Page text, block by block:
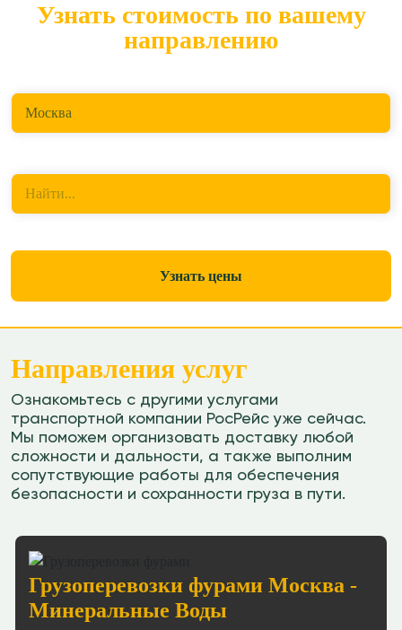
Узнать стоимость по вашему
направлению
Москва
Найти...
Узнать цены
Направления услуг
Ознакомьтесь с другими услугами
транспортной компании РосРейс уже сейчас.
Мы поможем организовать доставку любой
сложности и дальности, а также выполним
сопутствующие работы для обеспечения
безопасности и сохранности груза в пути.
Грузоперевозки фурами Москва -
Минеральные Воды